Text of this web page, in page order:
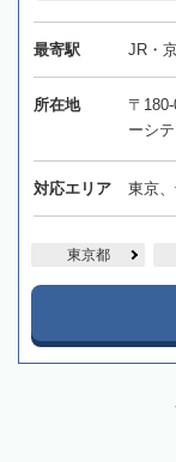
最寄駅 JR・
所在地
〒
ーシ
対応エリア 東京
東京都